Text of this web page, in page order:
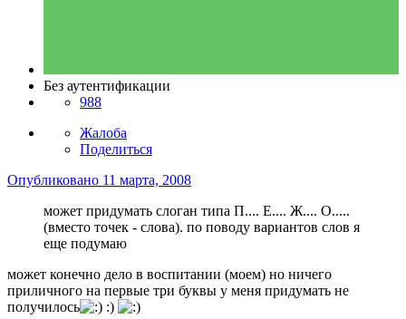
Без аутентификации
988
Жалоба
Поделиться
Опубликовано 11 марта, 2008
может придумать слоган типа П.... Е.... Ж.... О.....
(вместо точек - слова). по поводу вариантов слов я
еще подумаю
может конечно дело в воспитании (моем) но ничего
приличного на первые три буквы у меня придумать не
получилось
:)